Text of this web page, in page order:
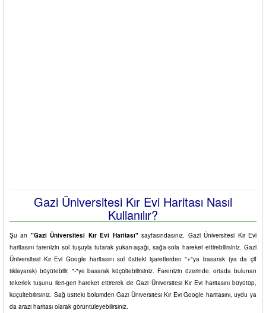
Gazi Üniversitesi Kır Evi Haritası Nasıl
Kullanılır?
Şu an "Gazi Üniversitesi Kır Evi Haritası"sayfasındasınız. Gazi Üniversitesi Kır Evi
haritasını farenizin sol tuşuyla tutarak yukarı-aşağı, sağa-sola hareket ettirebilirsiniz. Gazi
Üniversitesi Kır Evi Google haritasını sol üstteki işaretlerden "+"ya basarak (ya da çif
tıklayarak) büyütebilir, "-"ye basarak küçültebilirsiniz. Farenizin üzerinde, ortada bulunan
tekerlek tuşunu ileri-geri hareket ettirerek de Gazi Üniversitesi Kır Evi haritasını büyütüp,
küçültebilirsiniz. Sağ üstteki bölümden Gazi Üniversitesi Kır Evi Google haritasını, uydu ya
da arazi haritası olarak görüntüleyebilirsiniz.